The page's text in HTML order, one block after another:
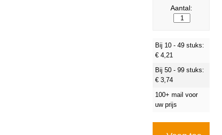
Aantal:
Bij 10 - 49 stuks:
€ 4,21
Bij 50 - 99 stuks:
€ 3,74
100+ mail voor
uw prijs